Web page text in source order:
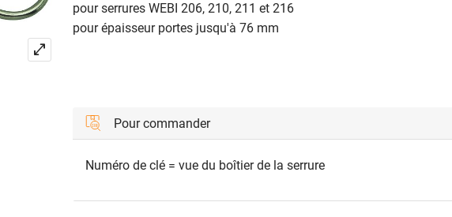
pour serrures WEBI 206, 210, 211 et 216
pour épaisseur portes jusqu'à 76 mm
Pour commander
Numéro de clé = vue du boîtier de la serrure